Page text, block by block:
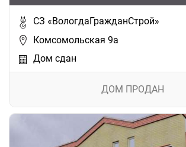
СЗ «ВологдаГражданСтрой»
Комсомольская 9а
Дом сдан
ДОМ ПРОДАН